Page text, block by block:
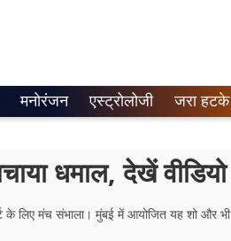
मनोरंजन एस्ट्रोलोजी जरा हटके
धमाल, देखें वीडियो
के लिए मंच संभाला। मुंबई में आयोजित यह शो और भी